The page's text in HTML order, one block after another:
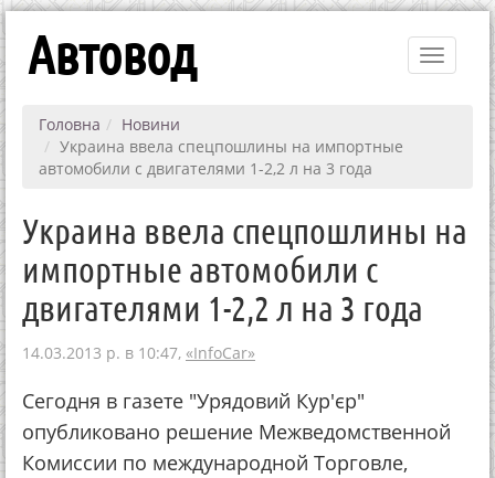
Toggle
Автовод
Головна
Новини
Украина ввела спецпошлины на импортные
автомобили с двигателями 1-2,2 л на 3 года
Украина ввела спецпошлины на
импортные автомобили с
двигателями 1-2,2 л на 3 года
14.03.2013 р. в 10:47, «InfoCar»
Сегодня в газете "Урядовий Кур'єр"
опубликовано решение Межведомственной
Комиссии по международной Торговле,